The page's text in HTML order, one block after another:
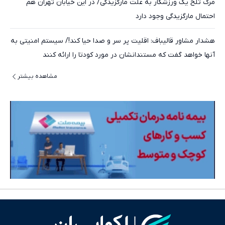
مرگ تلخ یک ورزشکار به علت مارگزیدگی/ در این خیابان تهران هم
احتمال مارگزیدگی وجود دارد
هشدار مشاور قالیباف: اقلیت پر سر و صدا حیا کند!/ سیستم امنیتی به
آنها خواهد گفت که مستندانشان در مورد کودتا را ارائه کنند
مشاهده بیشتر